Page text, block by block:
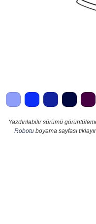
Yazdırılabilir sürümü
Robotuboyama sayfası